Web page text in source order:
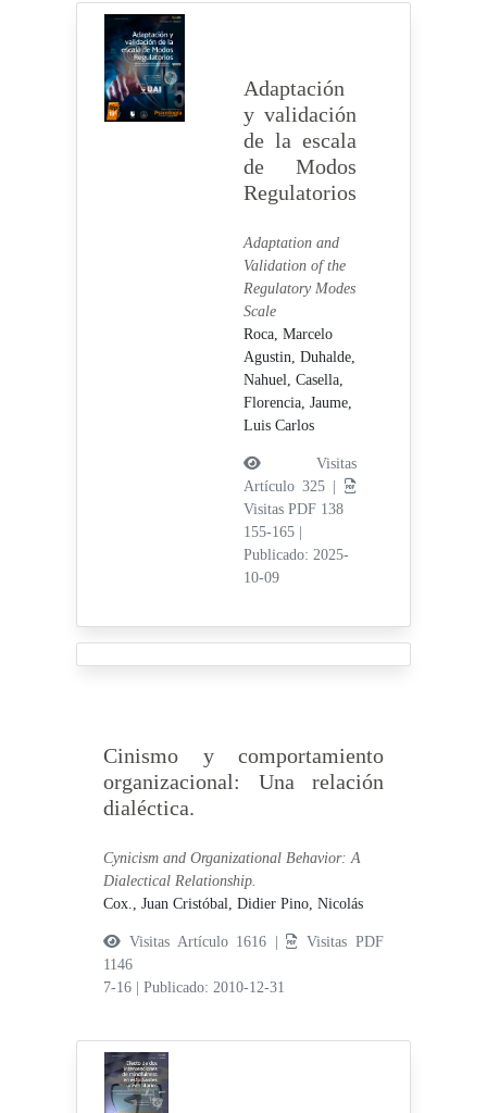
Adaptación
y validación
de la escala
de Modos
Regulatorios
Adaptation and
Validation of the
Regulatory Modes
Scale
Roca, Marcelo
Agustin, Duhalde,
Nahuel, Casella,
Florencia, Jaume,
Luis Carlos
Visitas
Artículo 325 |
Visitas PDF 138
155-165
Publicado: 2025-
10-09
Cinismo y comportamiento
organizacional: Una relación
dialéctica.
Cynicism and Organizational Behavior: A
Dialectical Relationship.
Cox., Juan Cristóbal,Didier Pino, Nicolás
Visitas Artículo 1616 |
Visitas PDF
1146
7-16
|Publicado: 2010-12-31